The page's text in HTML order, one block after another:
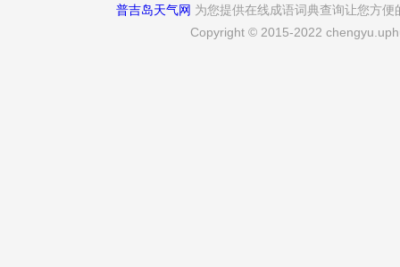
普吉岛天气网 为您提供在线成语词典查询让您方
Copyright © 2015-2022